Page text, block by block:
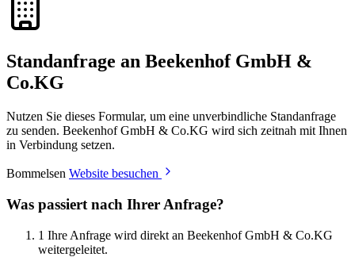
Standanfrage an Beekenhof GmbH &
Co.KG
Nutzen Sie dieses Formular, um eine unverbindliche Standanfrage
zu senden. Beekenhof GmbH & Co.KG wird sich zeitnah mit Ihnen
in Verbindung setzen.
Bommelsen Website besuchen
Was passiert nach Ihrer Anfrage?
1 Ihre Anfrage wird direkt an Beekenhof GmbH & Co.KG
weitergeleitet.